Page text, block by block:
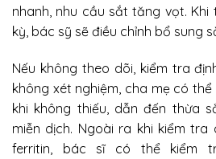
nhanh, nhu cầu sắt tăng vọt. Khi
kỳ, bác sỹ sẽ điều chỉnh bổ sung
Nếu không theo dõi, kiểm tra
không xét nghiệm, cha mẹ có
khi không thiếu, dẫn đến thừa
miễn dịch. Ngoài ra khi kiểm tra
ferritin, bác sĩ có thể kiểm